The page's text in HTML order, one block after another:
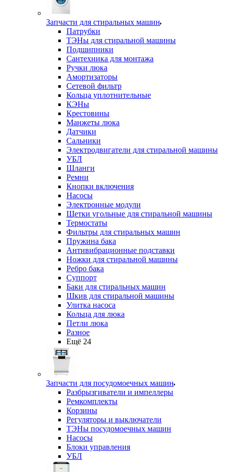
Запчасти для стиральных машин
Патрубки
ТЭНы для стиральной машины
Подшипники
Сантехника для монтажа
Ручки люка
Амортизаторы
Сетевой фильтр
Кольца уплотнительные
КЭНы
Крестовины
Манжеты люка
Датчики
Сальники
Электродвигатели для стиральной машины
УБЛ
Шланги
Ремни
Кнопки включения
Насосы
Электронные модули
Щетки угольные для стиральной машины
Термостаты
Фильтры для стиральных машин
Пружина бака
Антивибрационные подставки
Ножки для стиральной машины
Ребро бака
Суппорт
Баки для стиральных машин
Шкив для стиральной машины
Улитка насоса
Кольца для люка
Петли люка
Разное
Ещё 24
Запчасти для посудомоечных машин
Разбрызгиватели и импеллеры
Ремкомплекты
Корзины
Регуляторы и выключатели
ТЭНы посудомоечных машин
Насосы
Блоки управления
УБЛ